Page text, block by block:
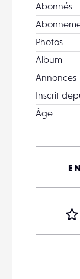
Abonnés
Photos
Album
Annonces
Inscrit
Âge